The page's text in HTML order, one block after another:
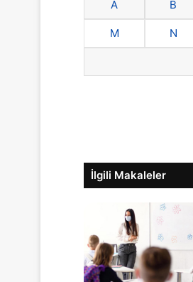
A B
M N
İlgili Makaleler